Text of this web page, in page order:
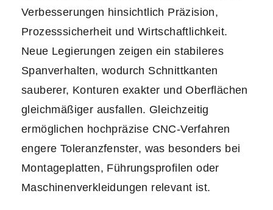
Verbesserungen hinsichtlich Präzision,
Prozesssicherheit und Wirtschaftlichkeit.
Neue Legierungen zeigen ein stabileres
Spanverhalten, wodurch Schnittkanten
sauberer, Konturen exakter und Oberflächen
gleichmäßiger ausfallen. Gleichzeitig
ermöglichen hochpräzise CNC-Verfahren
engere Toleranzfenster, was besonders bei
Montageplatten, Führungsprofilen oder
Maschinenverkleidungen relevant ist.